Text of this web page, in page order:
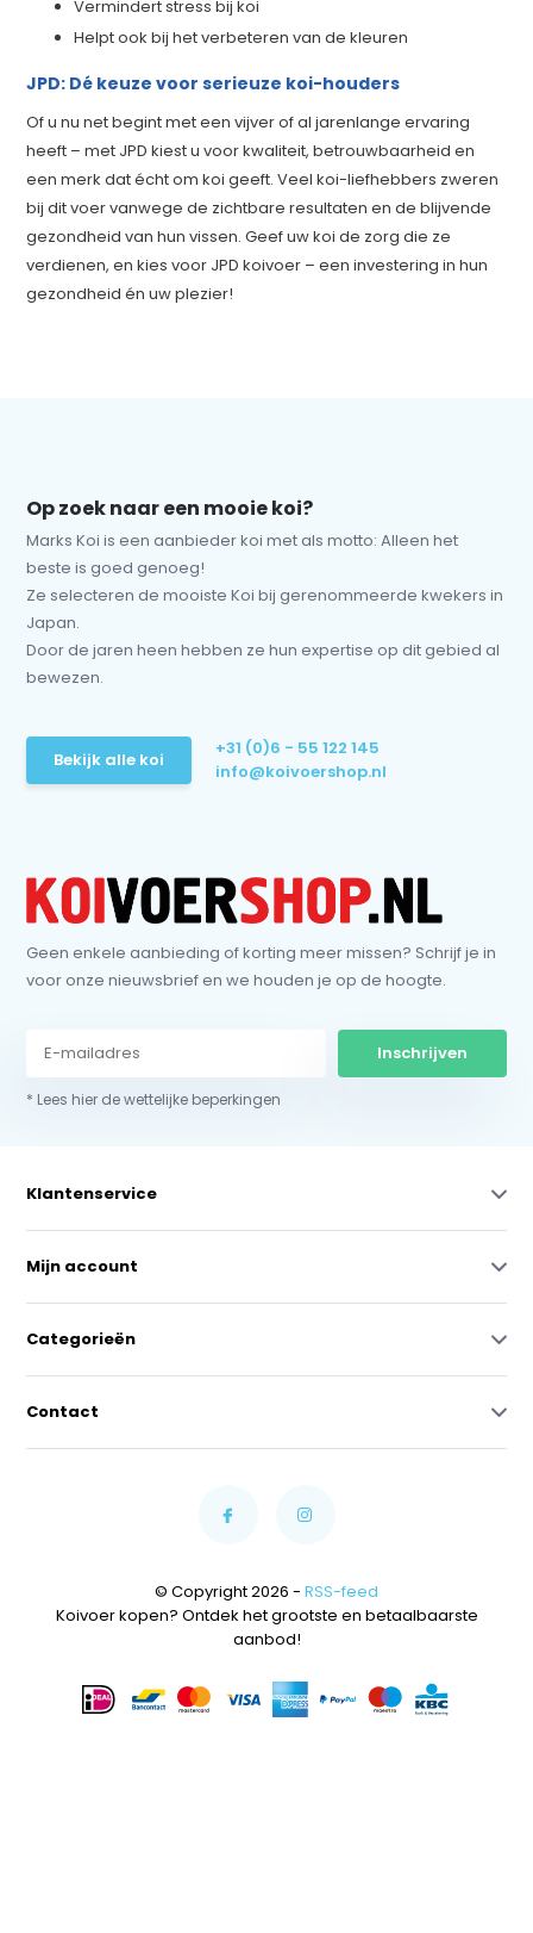
Vermindert stress bij koi
Helpt ook bij het verbeteren van de kleuren
JPD: Dé keuze voor serieuze koi-houders
Of u nu net begint met een vijver of al jarenlange ervaring
heeft – met JPD kiest u voor kwaliteit, betrouwbaarheid en
een merk dat écht om koi geeft. Veel koi-liefhebbers zweren
bij dit voer vanwege de zichtbare resultaten en de blijvende
gezondheid van hun vissen. Geef uw koi de zorg die ze
verdienen, en kies voor JPD koivoer – een investering in hun
gezondheid én uw plezier!
Op zoek naar een mooie koi?
Marks Koi is een aanbieder koi met als motto: Alleen het
beste is goed genoeg!
Ze selecteren de mooiste Koi bij gerenommeerde kwekers in
Japan.
Door de jaren heen hebben ze hun expertise op dit gebied al
bewezen.
Bekijk alle koi
+31 (0)6 - 55 122 145
info@koivoershop.nl
Geen enkele aanbieding of korting meer missen? Schrijf je in
voor onze nieuwsbrief en we houden je op de hoogte.
Inschrijven
* Lees hier de wettelijke beperkingen
Klantenservice
Mijn account
Categorieën
Contact
© Copyright 2026 - RSS-feed
Koivoer kopen? Ontdek het grootste en betaalbaarste
aanbod!